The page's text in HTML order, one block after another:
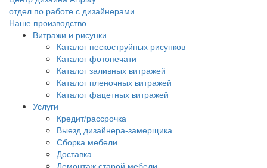
отдел по работе с дизайнерами
Наше производство
Витражи и рисунки
Каталог пескоструйных рисунков
Каталог фотопечати
Каталог заливных витражей
Каталог пленочных витражей
Каталог фацетных витражей
Услуги
Кредит/рассрочка
Выезд дизайнера-замерщика
Сборка мебели
Доставка
Демонтаж старой мебели